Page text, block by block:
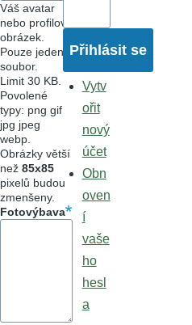
Váš avatar
nebo profilový
obrázek.
Pouze jeden
soubor.
Limit 30 KB.
Povolené
typy: png gif
jpg jpeg
webp.
Obrázky větší
než 85x85
pixelů budou
zmenšeny.
Fotovýbava
Vytv
ořit
nový
účet
Obn
oven
í
vaše
ho
hesl
a